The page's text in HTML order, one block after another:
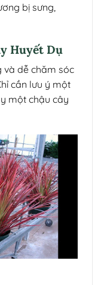
bị sưng,
Huyết Dụ
và dễ chăm sóc
cần lưu ý một
một chậu cây